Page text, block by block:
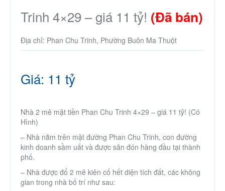
Biệt thự
Chung cư
Ecocity Premia
Nhà đất cho thuê
Trinh 4×29 – giá 11 tỷ! (Đã bán)
Địa chỉ: Phan Chu Trinh, Phường Buôn Ma Thuột
Giá: 11 tỷ
Nhà 2 mê mặt tiền Phan Chu Trinh 4×29 – giá 11 tỷ! (Có
Hình)
– Nhà nằm trên mặt đường Phan Chu Trinh, con đường
kinh doanh sầm uất và được săn đón hàng đầu tại thành
phố.
– Nhà được đổ 2 mê kiên cố hết diện tích đất, các không
gian trong nhà bố trí như sau: